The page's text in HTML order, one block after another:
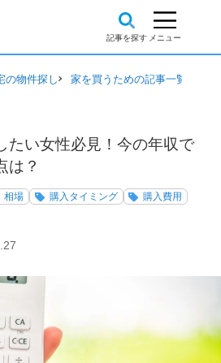
の物件探し 家を買うための記事一覧
たい女性必見！今の年収で
は？
相場 購入タイミング
購入費用